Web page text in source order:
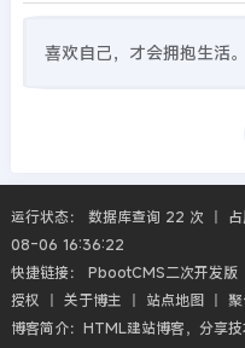
喜欢自己，才会拥抱生活。
运行状态： 数据库查询 22 次 丨
08-06 16:36:22
快捷链接： PbootCMS二次开发版
授权 丨 关于博主 丨 站点地图丨
博客简介：HTML建站博客，分享